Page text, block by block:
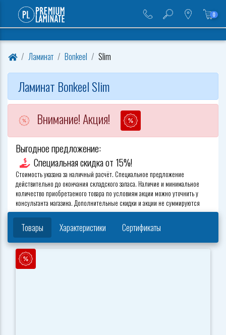
0
Ламинат Bonkeel Slim
Ламинат Bonkeel Slim
Внимание! Акция!
Выгодное предложение:
Специальная скидка от 15%!
Стоимость указана за наличный расчёт. Специальное предложение
действительно до окончания складского запаса. Наличие и минимальное
количество приобретаемого товара по условиям акции можно уточнить у
консультанта магазина. Дополнительные скидки и акции не суммируются
Товары Характеристики Сертификаты